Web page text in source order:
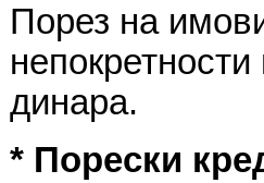
Порез на
динара.
* Порески